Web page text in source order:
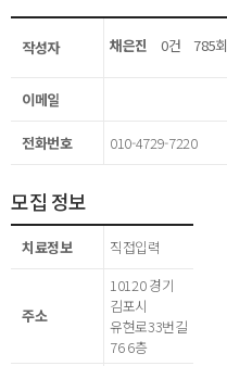
작성자 채은진 0건 785회
이메일
전화번호 010-4729-7220
모집 정보
치료정보 직접입력
주소
10120 경기
김포시
유현로33번길
76 6층